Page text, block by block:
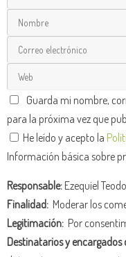
Guarda mi nombre,
para la próxima vez que
He leído y acepto la
Información básica sobre
Responsable:Ezequiel
Finalidad: Moderar los
Legitimación: Por
Destinatarios y